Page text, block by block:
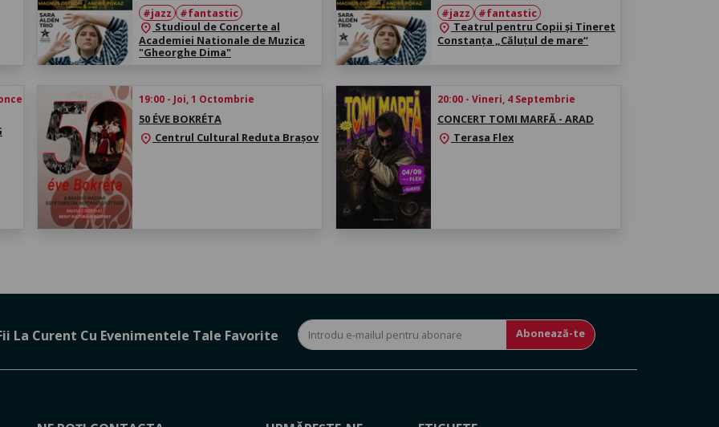
#jazz
#fantastic
location_on Studioul de Concerte al
Academiei Nationale de Muzica
"Gheorghe Dima"
#jazz
#fantastic
location_on Teatrul pentru Copii şi Tineret
Constanţa „Căluţul de mare“
20:30 19:00 - Joi, 1 Octombrie
50 ÉVE BOKRÉTA
location_on Centrul Cultural Reduta Brașov
20:00 - Vineri, 4 Septembrie
CONCERT TOMI MARFĂ - ARAD
location_on Terasa Flex
La Curent Cu Evenimentele Tale Favorite Abonează-te